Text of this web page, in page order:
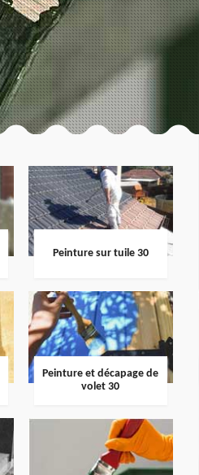
Peinture sur tuile 30
Peinture et décapage de
volet 30